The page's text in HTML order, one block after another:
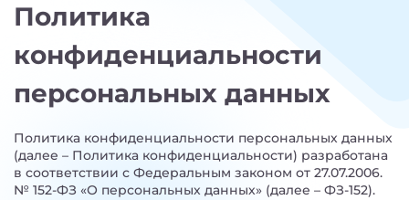
Политика
конфиденциальности
персональных данных
Политика конфиденциальности персональных данных
(далее – Политика конфиденциальности) разработана
в соответствии с Федеральным законом от 27.07.2006.
№ 152-ФЗ «О персональных данных» (далее – ФЗ-152).